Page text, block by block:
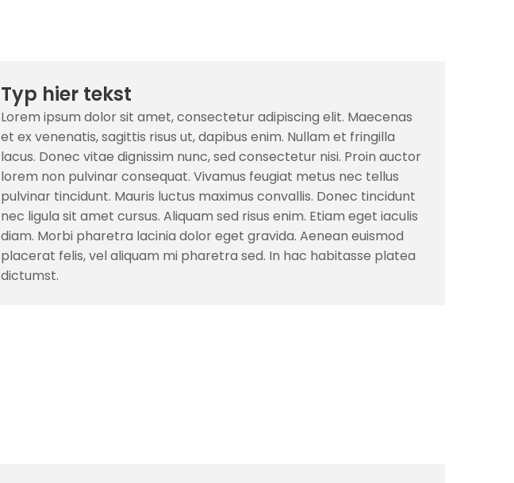
Typ hier tekst
Lorem ipsum dolor sit amet, consectetur adipiscing elit. Maecenas
et ex venenatis, sagittis risus ut, dapibus enim. Nullam et fringilla
lacus. Donec vitae dignissim nunc, sed consectetur nisi. Proin auctor
lorem non pulvinar consequat. Vivamus feugiat metus nec tellus
pulvinar tincidunt. Mauris luctus maximus convallis. Donec tincidunt
nec ligula sit amet cursus. Aliquam sed risus enim. Etiam eget iaculis
diam. Morbi pharetra lacinia dolor eget gravida. Aenean euismod
placerat felis, vel aliquam mi pharetra sed. In hac habitasse platea
dictumst.